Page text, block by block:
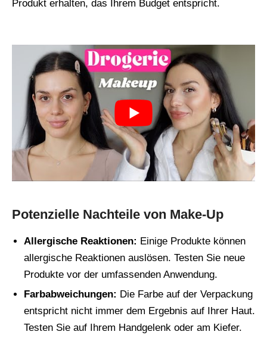
Produkt erhalten, das Ihrem Budget entspricht.
Potenzielle Nachteile von Make-Up
Allergische Reaktionen: Einige Produkte können
allergische Reaktionen auslösen. Testen Sie neue
Produkte vor der umfassenden Anwendung.
Farbabweichungen: Die Farbe auf der Verpackung
entspricht nicht immer dem Ergebnis auf Ihrer Haut.
Testen Sie auf Ihrem Handgelenk oder am Kiefer.